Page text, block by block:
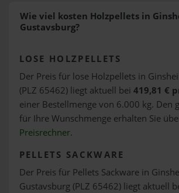
Wie viel kosten Holzpellets in
Gustavsburg?
LOSE HOLZPELLETS
Der Preis für lose Holzpellets in
(PLZ 65462) liegt aktuell bei 419,81 €
einer Bestellmenge von 6.000 kg. Den
für Ihre Wunschmenge erhalten Sie
Preisrechner.
PELLETS SACKWARE
Der Preis für Pellets Sackware in
Gustavsburg (PLZ 65462) liegt aktuell